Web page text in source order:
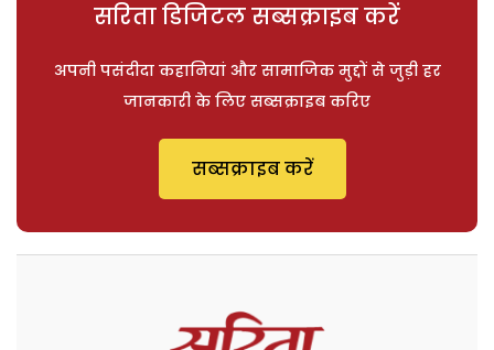
सरिता डिजिटल सब्सक्राइब करें
अपनी पसंदीदा कहानियां और सामाजिक मुद्दों से जुड़ी हर
जानकारी के लिए सब्सक्राइब करिए
सब्सक्राइब करें